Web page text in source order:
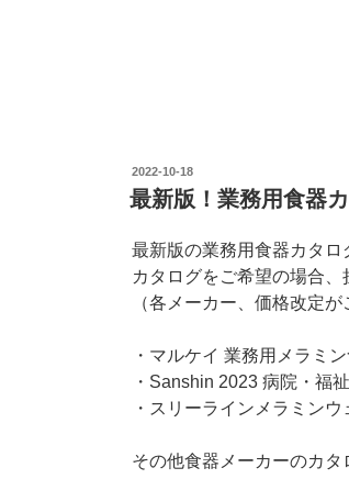
投
稿
日:
2022-10-18
最新版！業務用食器
最新版の業務用食器カタロ
カタログをご希望の場合
（各メーカー、価格改定が
・マルケイ 業務用メラミ
・Sanshin 2023 病院・福
・スリーラインメラミン
その他食器メーカーのカタ